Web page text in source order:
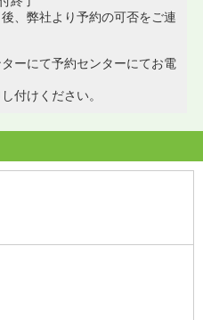
、弊社より予約の可否をご連
ーにて予約センターにてお電
付けください。